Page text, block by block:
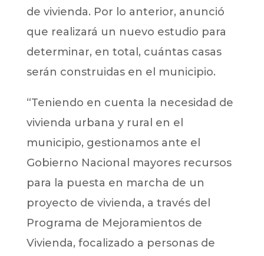
de vivienda. Por lo anterior, anunció
que realizará un nuevo estudio para
determinar, en total, cuántas casas
serán construidas en el municipio.
“Teniendo en cuenta la necesidad de
vivienda urbana y rural en el
municipio, gestionamos ante el
Gobierno Nacional mayores recursos
para la puesta en marcha de un
proyecto de vivienda, a través del
Programa de Mejoramientos de
Vivienda, focalizado a personas de